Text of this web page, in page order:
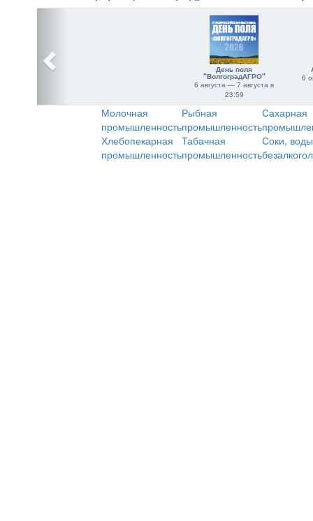
День поля
"ВолгоградАГРО"
6 августа — 7 августа в
23:59
6
Молочная
промышленность
Рыбная
промышленность
Сахарная
Хлебопекарная
промышленность
Табачная
промышленность
Соки,